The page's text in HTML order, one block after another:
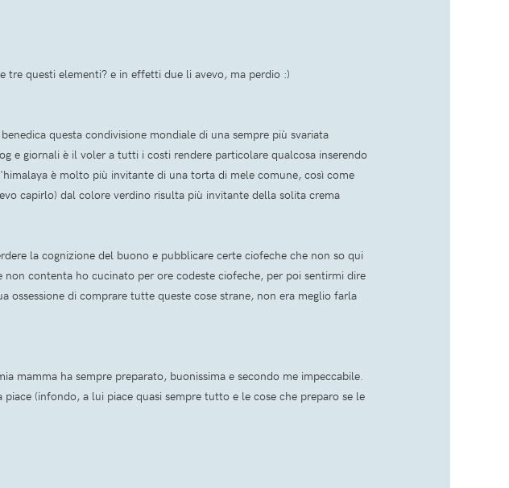
tre questi elementi? e in effetti due li avevo, ma perdio :)
questa condivisione mondiale di una sempre più svariata
e giornali è il voler a tutti i costi rendere particolare qualcosa inserendo
è molto più invitante di una torta di mele comune, così come
capirlo) dal colore verdino risulta più invitante della solita crema
la cognizione del buono e pubblicare certe ciofeche che non so qui
contenta ho cucinato per ore codeste ciofeche, per poi sentirmi dire
ossessione di comprare tutte queste cose strane, non era meglio farla
mamma ha sempre preparato, buonissima e secondo me impeccabile.
(infondo, a lui piace quasi sempre tutto e le cose che preparo se le